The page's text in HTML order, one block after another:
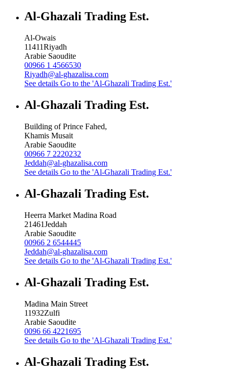
Al-Ghazali Trading Est.
Al-Owais
11411Riyadh
Arabie Saoudite
00966 1 4566530
Riyadh@al-ghazalisa.com
See details Go to the 'Al-Ghazali Trading Est.'
Al-Ghazali Trading Est.
Building of Prince Fahed,
Khamis Musait
Arabie Saoudite
00966 7 2220232
Jeddah@al-ghazalisa.com
See details Go to the 'Al-Ghazali Trading Est.'
Al-Ghazali Trading Est.
Heerra Market Madina Road
21461Jeddah
Arabie Saoudite
00966 2 6544445
Jeddah@al-ghazalisa.com
See details Go to the 'Al-Ghazali Trading Est.'
Al-Ghazali Trading Est.
Madina Main Street
11932Zulfi
Arabie Saoudite
0096 66 4221695
See details Go to the 'Al-Ghazali Trading Est.'
Al-Ghazali Trading Est.